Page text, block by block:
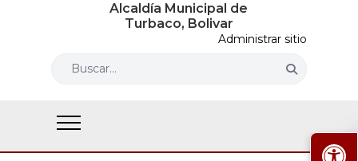
Alcaldía Municipal de
Turbaco, Bolivar
Administrar sitio
Buscar...